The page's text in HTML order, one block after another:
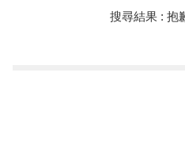
搜尋結果 : 抱